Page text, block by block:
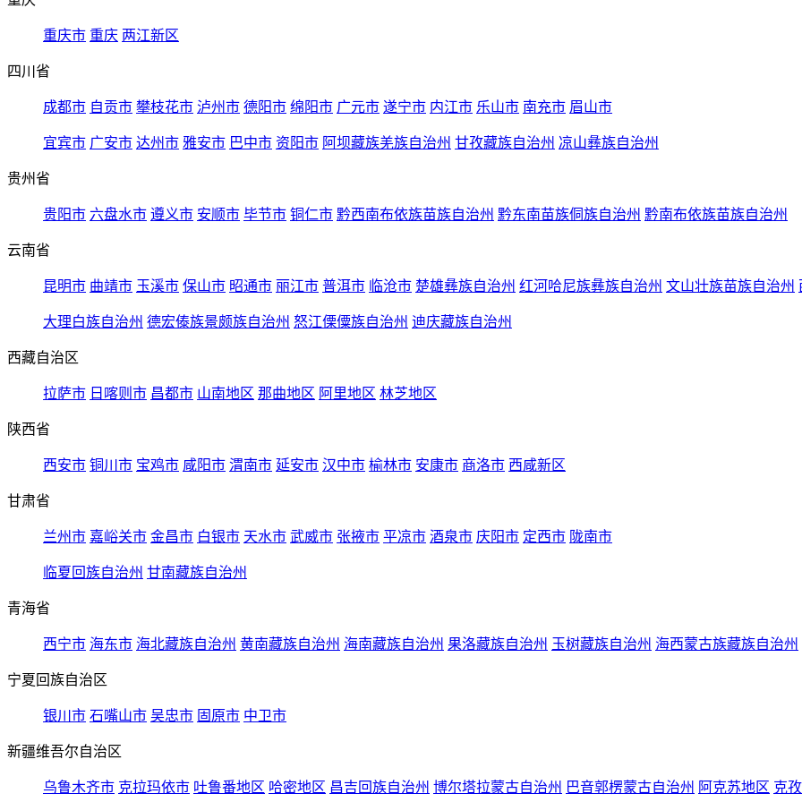
重庆市 重庆 两江新区
四川省
成都市 自贡市 攀枝花市 泸州市 德阳市 绵阳市 广元市 遂宁市 内江市 乐山市 南充市 眉山市
宜宾市 广安市 达州市 雅安市 巴中市 资阳市 阿坝藏族羌族自治州 甘孜藏族自治州 凉山彝族自治州
贵州省
贵阳市 六盘水市 遵义市 安顺市 毕节市 铜仁市 黔西南布依族苗族自治州 黔东南苗族侗族自治州 黔南布依族苗族自治州
云南省
昆明市 曲靖市 玉溪市 保山市 昭通市 丽江市 普洱市 临沧市 楚雄彝族自治州 红河哈尼族彝族自治州 文山壮族苗族自治州
大理白族自治州 德宏傣族景颇族自治州 怒江傈僳族自治州 迪庆藏族自治州
西藏自治区
拉萨市 日喀则市 昌都市 山南地区 那曲地区 阿里地区 林芝地区
陕西省
西安市 铜川市 宝鸡市 咸阳市 渭南市 延安市 汉中市 榆林市 安康市 商洛市 西咸新区
甘肃省
兰州市 嘉峪关市 金昌市 白银市 天水市 武威市 张掖市 平凉市 酒泉市 庆阳市 定西市 陇南市
临夏回族自治州 甘南藏族自治州
青海省
西宁市 海东市 海北藏族自治州 黄南藏族自治州 海南藏族自治州 果洛藏族自治州 玉树藏族自治州 海西蒙古族藏族自治州
宁夏回族自治区
银川市 石嘴山市 吴忠市 固原市 中卫市
新疆维吾尔自治区
乌鲁木齐市 克拉玛依市 吐鲁番地区 哈密地区 昌吉回族自治州 博尔塔拉蒙古自治州 巴音郭楞蒙古自治州 阿克苏地区 克